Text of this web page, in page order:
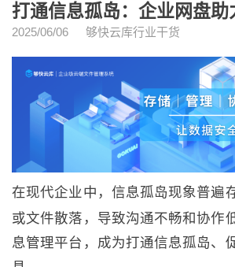
打通信息孤岛：企业网盘
2025/06/06 够快云库行业干货
在现代企业中，信息孤岛现象普遍
或文件散落，导致沟通不畅和协作
息管理平台，成为打通信息孤岛、